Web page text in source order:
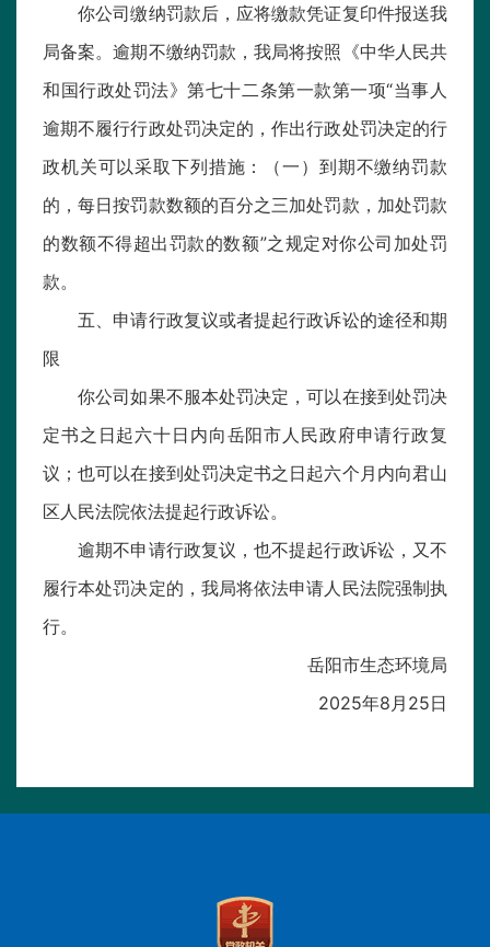
你公司缴纳罚款后，应将缴款凭证复印件报送我
局备案。逾期不缴纳罚款，我局将按照《中华人民共
和国行政处罚法》第七十二条第一款第一项“当事人
逾期不履行行政处罚决定的，作出行政处罚决定的行
政机关可以采取下列措施：（一）到期不缴纳罚款
的，每日按罚款数额的百分之三加处罚款，加处罚款
的数额不得超出罚款的数额”之规定对你公司加处罚
款。
五、申请行政复议或者提起行政诉讼的途径和期
限
你公司如果不服本处罚决定，可以在接到处罚决
定书之日起六十日内向岳阳市人民政府申请行政复
议；也可以在接到处罚决定书之日起六个月内向君山
区人民法院依法提起行政诉讼。
逾期不申请行政复议，也不提起行政诉讼，又不
履行本处罚决定的，我局将依法申请人民法院强制执
行。
岳阳市生态环境局
2025年8月25日